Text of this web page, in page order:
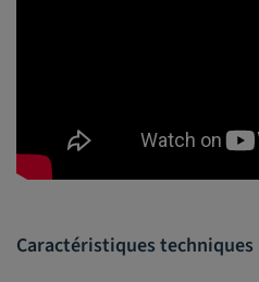
Caractéristiques techniques